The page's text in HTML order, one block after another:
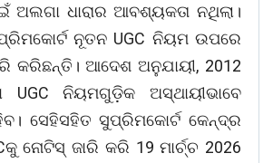
ଅଲଗା ଧାରାର ଆବଶ୍ୟକତା ନଥିଲା।
ନୂତନ UGC ନିୟମ ଉପରେ
କରିଛନ୍ତି। ଆଦେଶ ଅନୁଯାୟୀ, 2012
UGC ନିୟମଗୁଡ଼ିକ ଅସ୍ଥାୟୀଭାବେ
ସେହିସହିତ ସୁପ୍ରିମକୋର୍ଟ କେନ୍ଦ୍ର
ନୋଟିସ୍ ଜାରି କରି 19 ମାର୍ଚ୍ଚ 2026